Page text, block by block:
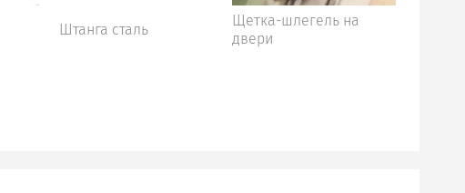
Штанга сталь
Щетка-шлегель на
двери